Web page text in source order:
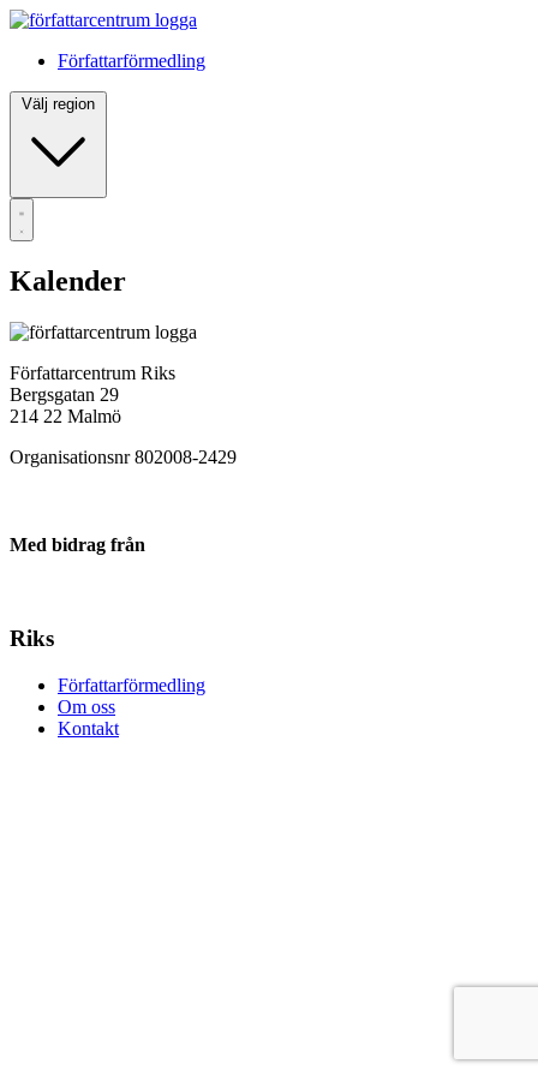
Författarförmedling
Välj region
Kalender
Författarcentrum Riks
Bergsgatan 29
214 22 Malmö
Organisationsnr 802008-2429
Med bidrag från
Riks
Författarförmedling
Om oss
Kontakt